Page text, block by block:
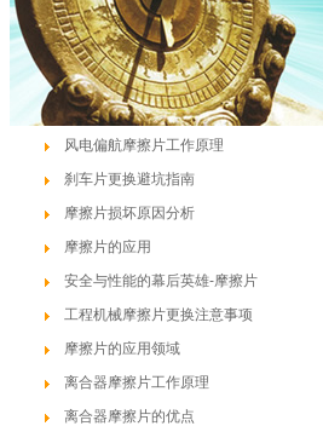
风电偏航摩擦片工作原理
刹车片更换避坑指南
摩擦片损坏原因分析
摩擦片的应用
安全与性能的幕后英雄-摩擦片
工程机械摩擦片更换注意事项
摩擦片的应用领域
离合器摩擦片工作原理
离合器摩擦片的优点